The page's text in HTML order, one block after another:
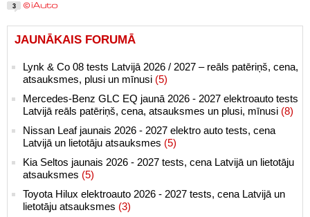
3
JAUNĀKAIS FORUMĀ
Lynk & Co 08 tests Latvijā 2026 / 2027 – reāls patēriņš, cena,
atsauksmes, plusi un mīnusi (5)
Mercedes-Benz GLC EQ jaunā 2026 - 2027 elektroauto tests
Latvijā reāls patēriņš, cena, atsauksmes un plusi, mīnusi (8)
Nissan Leaf jaunais 2026 - 2027 elektro auto tests, cena
Latvijā un lietotāju atsauksmes (5)
Kia Seltos jaunais 2026 - 2027 tests, cena Latvijā un lietotāju
atsauksmes (5)
Toyota Hilux elektroauto 2026 - 2027 tests, cena Latvijā un
lietotāju atsauksmes (3)